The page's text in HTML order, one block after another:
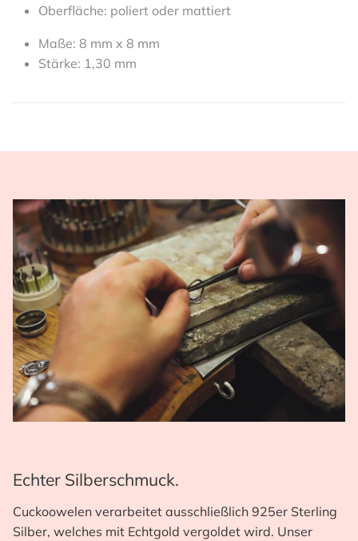
Oberfläche: poliert oder mattiert
Maße: 8 mm x 8 mm
Stärke: 1,30 mm
Echter Silberschmuck.
Cuckoowelen verarbeitet ausschließlich 925er Sterling
Silber, welches mit Echtgold vergoldet wird. Unser